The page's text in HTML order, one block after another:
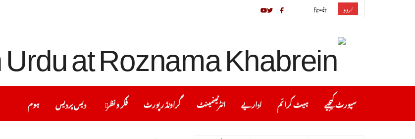
اردو हिन्दी
ہوم دیس پردیس فکر ونظر گراونڈ رپورٹ انٹرٹینمینٹ اداریے ہیٹ کرا ئم سپورٹ کیجیے